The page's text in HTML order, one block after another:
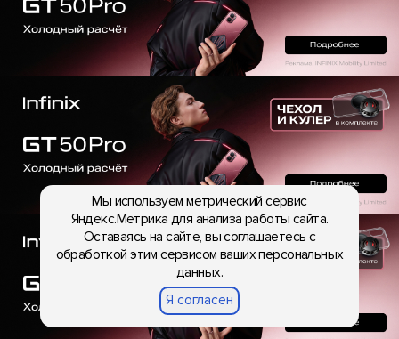
Мы используем метрический сервис
Яндекс.Метрика для анализа работы сайта.
Оставаясь на сайте, вы соглашаетесь с
обработкой этим сервисом ваших персональных
данных.
Я согласен